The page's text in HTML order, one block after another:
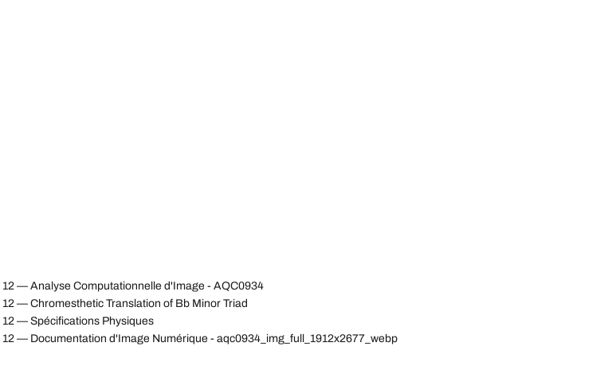
— Analyse Computationnelle d'Image - AQC0934
— Chromesthetic Translation of Bb Minor Triad
— Spécifications Physiques
— Documentation d'Image Numérique - aqc0934_img_full_1912x2677_webp